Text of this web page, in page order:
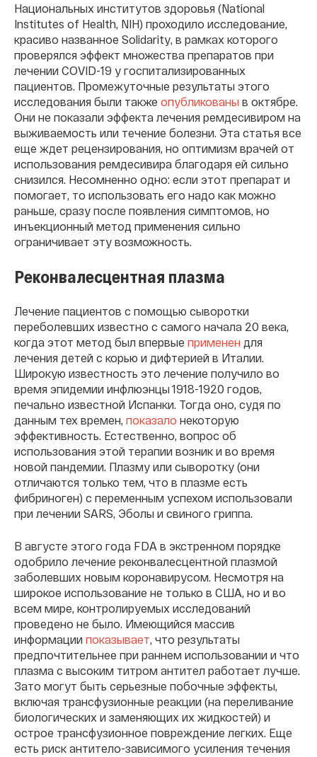
Национальных институтов здоровья (National
Institutes of Health, NIH) проходило исследование,
красиво названное Solidarity, в рамках которого
проверялся эффект множества препаратов при
лечении COVID-19 у госпитализированных
пациентов. Промежуточные результаты этого
исследования были также опубликованы в октябре.
Они не показали эффекта лечения ремдесивиром на
выживаемость или течение болезни. Эта статья все
еще ждет рецензирования, но оптимизм врачей от
использования ремдесивира благодаря ей сильно
снизился. Несомненно одно: если этот препарат и
помогает, то использовать его надо как можно
раньше, сразу после появления симптомов, но
инъекционный метод применения сильно
ограничивает эту возможность.
Реконвалесцентная плазма
Лечение пациентов с помощью сыворотки
переболевших известно с самого начала 20 века,
когда этот метод был впервые применен для
лечения детей с корью и дифтерией в Италии.
Широкую известность это лечение получило во
время эпидемии инфлюэнцы 1918-1920 годов,
печально известной Испанки. Тогда оно, судя по
данным тех времен, показало некоторую
эффективность. Естественно, вопрос об
использования этой терапии возник и во время
новой пандемии. Плазму или сыворотку (они
отличаются только тем, что в плазме есть
фибриноген) с переменным успехом использовали
при лечении SARS, Эболы и свиного гриппа.
В августе этого года FDA в экстренном порядке
одобрило лечение реконвалесцентной плазмой
заболевших новым коронавирусом. Несмотря на
широкое использование не только в США, но и во
всем мире, контролируемых исследований
проведено не было. Имеющийся массив
информации показывает , что результаты
предпочтительнее при раннем использовании и что
плазма с высоким титром антител работает лучше.
Зато могут быть серьезные побочные эффекты,
включая трансфузионные реакции (на переливание
биологических и заменяющих их жидкостей) и
острое трансфузионное повреждение легких. Еще
есть риск антитело-зависимого усиления течения